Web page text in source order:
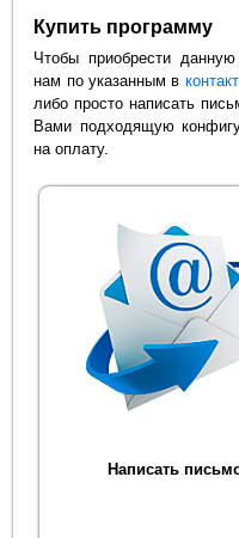
Купить программу
Чтобы приобрести
нам по указанным в
либо просто написать
Вами подходящую
на оплату.
Написать